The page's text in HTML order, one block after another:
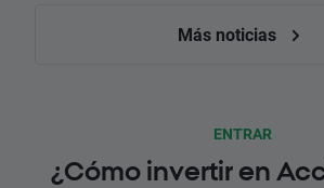
Más noticias
ENTRAR
¿Cómo invertir en